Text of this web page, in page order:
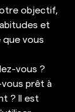
objectif,
et
vous
vous ?
prêt à
? Il est